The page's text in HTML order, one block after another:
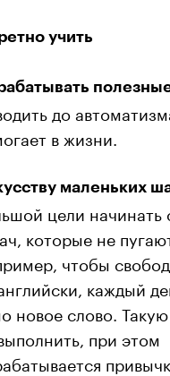
учить
до
в жизни.
маленьких
цели начинать
которые не
чтобы
каждый
новое слово.
при этом